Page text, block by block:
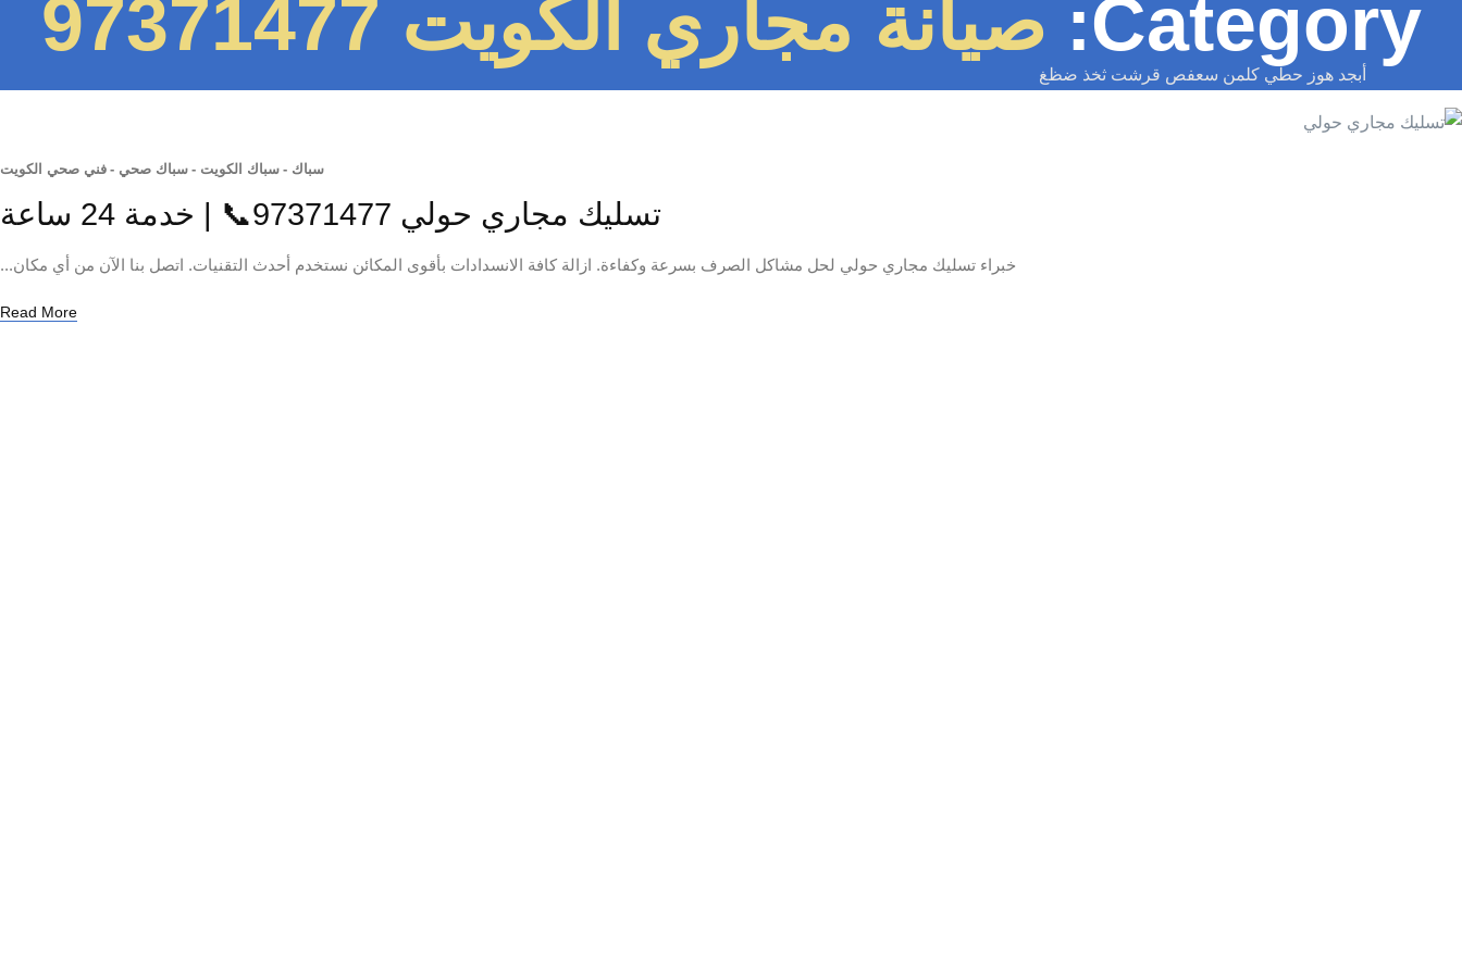
Category: صيانة مجاري الكويت 97371477
أبجد هوز حطي كلمن سعفص قرشت ثخذ ضظغ
سباك - سباك الكويت - سباك صحي - فني صحي الكويت
تسليك مجاري حولي 97371477📞 | خدمة 24 ساعة
خبراء تسليك مجاري حولي لحل مشاكل الصرف بسرعة وكفاءة. ازالة كافة الانسدادات بأقوى المكائن نستخدم أحدث التقنيات. اتصل بنا الآن من أي مكان...
Read More